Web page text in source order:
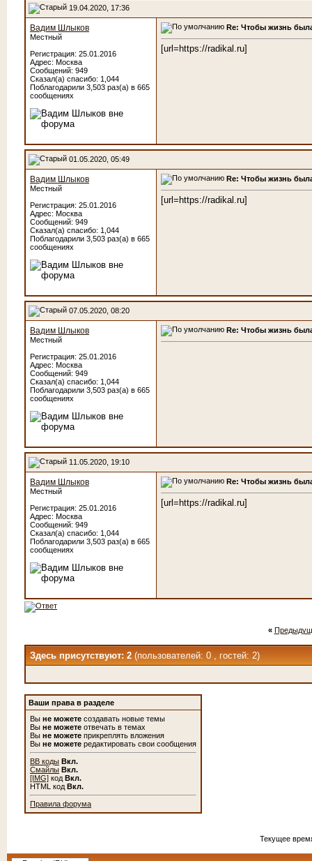
19.04.2020, 17:36
Вадим Шлыков
Местный
Регистрация: 25.01.2016
Адрес: Москва
Сообщений: 949
Сказал(а) спасибо: 1,044
Поблагодарили 3,503 раз(а) в 665
сообщениях
Re: Чтобы жизнь
[url=https://radikal.ru]
01.05.2020, 05:49
Вадим Шлыков
Местный
Регистрация: 25.01.2016
Адрес: Москва
Сообщений: 949
Сказал(а) спасибо: 1,044
Поблагодарили 3,503 раз(а) в 665
сообщениях
Re: Чтобы жизнь
[url=https://radikal.ru]
07.05.2020, 08:20
Вадим Шлыков
Местный
Регистрация: 25.01.2016
Адрес: Москва
Сообщений: 949
Сказал(а) спасибо: 1,044
Поблагодарили 3,503 раз(а) в 665
сообщениях
Re: Чтобы жизнь
11.05.2020, 19:10
Вадим Шлыков
Местный
Регистрация: 25.01.2016
Адрес: Москва
Сообщений: 949
Сказал(а) спасибо: 1,044
Поблагодарили 3,503 раз(а) в 665
сообщениях
Re: Чтобы жизнь
[url=https://radikal.ru]
«
Здесь присутствуют: 2 (пользователей: 0 , гостей: 2)
Ваши права в разделе
Вы не можете создавать новые темы
Вы не можете отвечать в темах
Вы не можете прикреплять вложения
Вы не можете редактировать свои сообщения
BB коды Вкл.
Смайлы Вкл.
[IMG] код Вкл.
HTML код Вкл.
Правила форума
Текущее